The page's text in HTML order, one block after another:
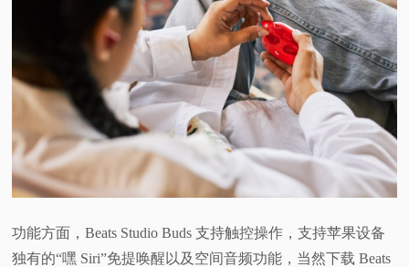
功能方面，Beats Studio Buds 支持触控操作，支持苹果设备
独有的“嘿 Siri”免提唤醒以及空间音频功能，当然下载 Beats